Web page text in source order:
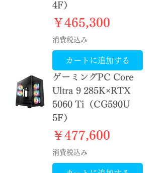
4F）
価格
￥465,300
消費税込み
カートに追加する
ゲーミングPC Core
Ultra 9 285K×RTX
5060 Ti（CG590U
5F）
価格
￥477,600
消費税込み